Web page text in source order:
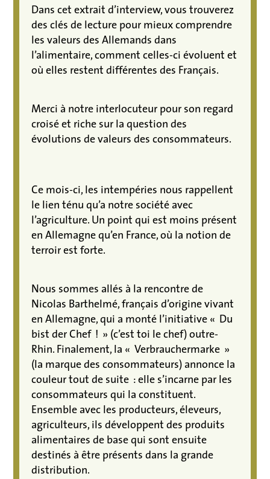
Dans cet extrait d’interview, vous trouverez
des clés de lecture pour mieux comprendre
les valeurs des Allemands dans
l’alimentaire, comment celles-ci évoluent et
où elles restent différentes des Français.
Merci à notre interlocuteur pour son regard
croisé et riche sur la question des
évolutions de valeurs des consommateurs.
Ce mois-ci, les intempéries nous rappellent
le lien ténu qu’a notre société avec
l’agriculture. Un point qui est moins présent
en Allemagne qu’en France, où la notion de
terroir est forte.
Nous sommes allés à la rencontre de
Nicolas Barthelmé, français d’origine vivant
en Allemagne, qui a monté l’initiative « Du
bist der Chef ! » (c’est toi le chef) outre-
Rhin. Finalement, la « Verbrauchermarke »
(la marque des consommateurs) annonce la
couleur tout de suite : elle s’incarne par les
consommateurs qui la constituent.
Ensemble avec les producteurs, éleveurs,
agriculteurs, ils développent des produits
alimentaires de base qui sont ensuite
destinés à être présents dans la grande
distribution.